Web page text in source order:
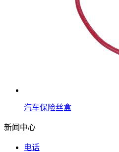
汽车保险丝盒
新闻中心
电话